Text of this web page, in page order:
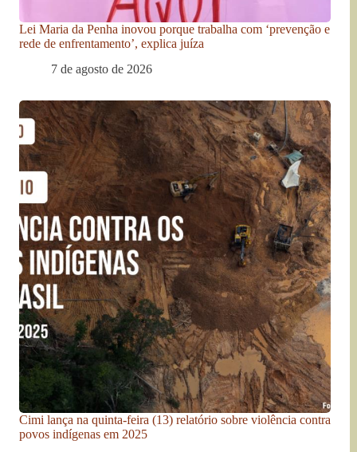
Lei Maria da Penha inovou porque trabalha com ‘prevenção e
rede de enfrentamento’, explica juíza
7 de agosto de 2026
Cimi lança na quinta-feira (13) relatório sobre violência contra
povos indígenas em 2025